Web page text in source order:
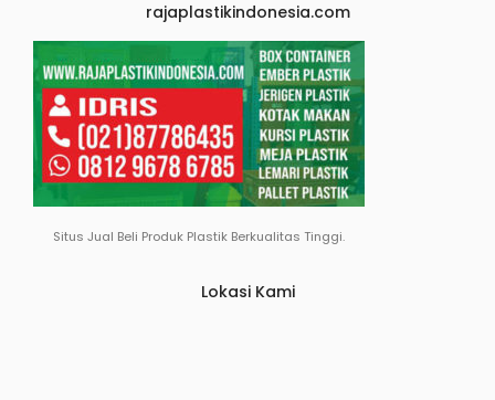
rajaplastikindonesia.com
Situs Jual Beli Produk Plastik Berkualitas Tinggi.
Lokasi Kami